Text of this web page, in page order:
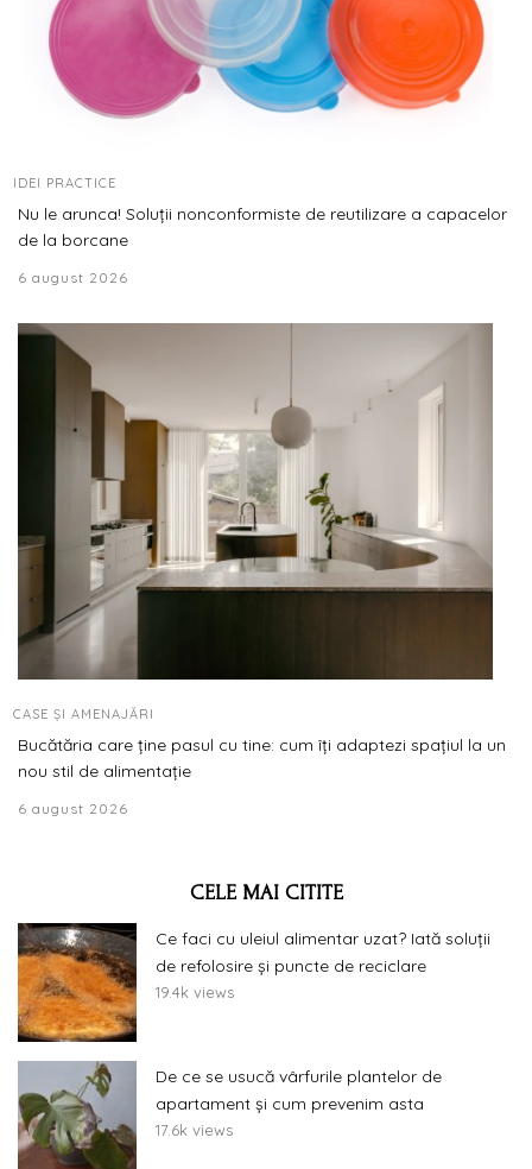
IDEI PRACTICE
Nu le arunca! Soluții nonconformiste de reutilizare a capacelor
de la borcane
6 august 2026
CASE ȘI AMENAJĂRI
Bucătăria care ține pasul cu tine: cum îți adaptezi spațiul la un
nou stil de alimentație
6 august 2026
CELE MAI CITITE
Ce faci cu uleiul alimentar uzat? Iată soluții
de refolosire și puncte de reciclare
19.4k views
De ce se usucă vârfurile plantelor de
apartament și cum prevenim asta
17.6k views